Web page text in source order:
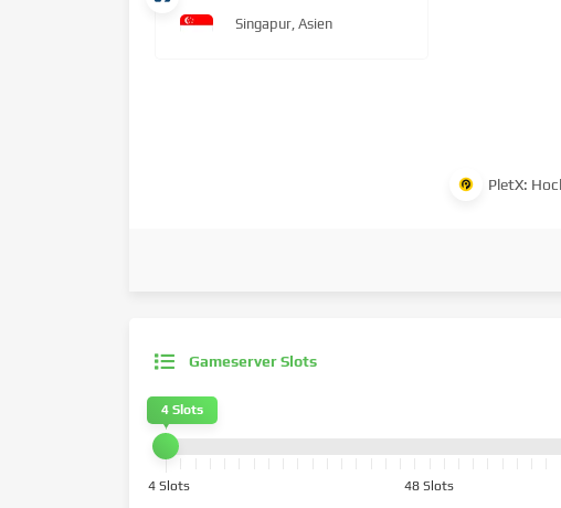
Gameserver Slots
4 Slots 48 Slots
4 Slots
Singapur, Asien
PletX: